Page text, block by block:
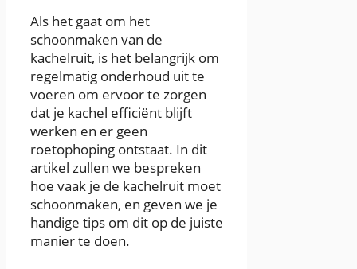
Als het gaat om het
schoonmaken van de
kachelruit, is het belangrijk om
regelmatig onderhoud uit te
voeren om ervoor te zorgen
dat je kachel efficiënt blijft
werken en er geen
roetophoping ontstaat. In dit
artikel zullen we bespreken
hoe vaak je de kachelruit moet
schoonmaken, en geven we je
handige tips om dit op de juiste
manier te doen.